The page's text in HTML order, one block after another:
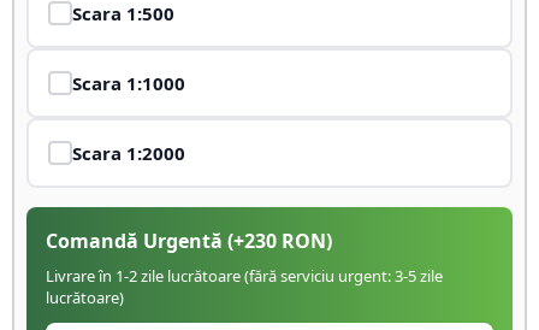
Scara 1:500
Scara 1:1000
Scara 1:2000
Comandă Urgentă (+230 RON)
Livrare în 1-2 zile lucrătoare (fără serviciu urgent: 3-5 zile
lucrătoare)